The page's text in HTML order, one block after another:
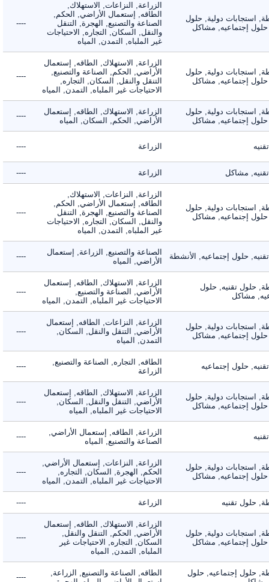
استجابات دولية, حلول
إجتماعيه, مشاكل
الزراعة, النزاعات, الاستهلاك,
الطاقه, إستعمال الأراضي, الحكم,
الصناعة والتصنيع, الهجرة, التنقل
والنقل, السكان, التجاره, الاحتياجات
غير الملباه, التمدن, المياه
----
استجابات دولية, حلول
إجتماعيه, مشاكل
الزراعة, الاستهلاك, الطاقه, إستعمال
الأراضي, الحكم, الصناعة والتصنيع,
التنقل والنقل, السكان, التجاره,
الاحتياجات غير الملباه, التمدن, المياه
----
استجابات دولية, حلول
إجتماعيه, مشاكل
الزراعة, الاستهلاك, الطاقه, إستعمال
الأراضي, الحكم, السكان, المياه
----
الزراعة ----
مشاكل الزراعة ----
استجابات دولية, حلول
إجتماعيه, مشاكل
الزراعة, النزاعات, الاستهلاك,
الطاقه, إستعمال الأراضي, الحكم,
الصناعة والتصنيع, الهجرة, التنقل
والنقل, السكان, التجاره, الاحتياجات
غير الملباه, التمدن, المياه
----
حلول إجتماعيه, الأنشطة
الصناعة والتصنيع, الزراعة, إستعمال
الأراضي, المياه
----
حلول تقنيه, حلول
مشاكل
الزراعة, الاستهلاك, الطاقه, إستعمال
الأراضي, الصناعة والتصنيع,
الاحتياجات غير الملباه, التمدن, المياه
----
استجابات دولية, حلول
إجتماعيه, مشاكل
الزراعة, النزاعات, الطاقه, إستعمال
الأراضي, التنقل والنقل, السكان,
التمدن, المياه
----
حلول إجتماعيه
الطاقه, التجاره, الصناعة والتصنيع,
الزراعة
----
استجابات دولية, حلول
إجتماعيه, مشاكل
الزراعة, الاستهلاك, الطاقه, إستعمال
الأراضي, التنقل والنقل, السكان,
الاحتياجات غير الملباه, المياه
----
الزراعة, الطاقه, إستعمال الأراضي,
الصناعة والتصنيع, المياه
----
استجابات دولية, حلول
إجتماعيه, مشاكل
الزراعة, النزاعات, إستعمال الأراضي,
الحكم, الهجرة, السكان, التجاره,
الاحتياجات غير الملباه, التمدن, المياه
----
حلول تقنيه الزراعة ----
استجابات دولية, حلول
إجتماعيه, مشاكل
الزراعة, الاستهلاك, الطاقه, إستعمال
الأراضي, الحكم, التنقل والنقل,
السكان, التجاره, الاحتياجات غير
الملباه, التمدن, المياه
----
حلول إجتماعيه, حلول
الطاقه, الصناعة والتصنيع, الزراعة,
----